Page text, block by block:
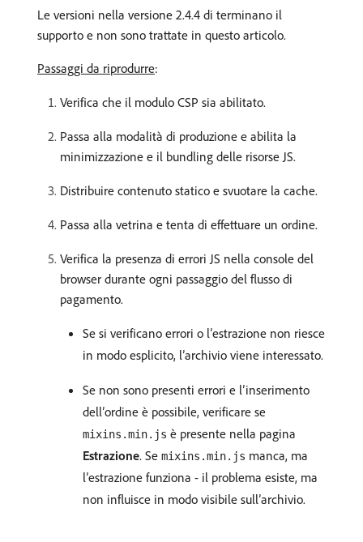
Le versioni nella versione 2.4.4 di terminano il
supporto e non sono trattate in questo articolo.
Passaggi da riprodurre:
Verifica che il modulo CSP sia abilitato.
Passa alla modalità di produzione e abilita la
minimizzazione e il bundling delle risorse JS.
Distribuire contenuto statico e svuotare la cache.
Passa alla vetrina e tenta di effettuare un ordine.
Verifica la presenza di errori JS nella console del
browser durante ogni passaggio del flusso di
pagamento.
Se si verificano errori o l’estrazione non riesce
in modo esplicito, l’archivio viene interessato.
Se non sono presenti errori e l’inserimento
dell’ordine è possibile, verificare se
mixins.min.js è presente nella pagina
Estrazione. Se mixins.min.js manca, ma
l’estrazione funziona - il problema esiste, ma
non influisce in modo visibile sull’archivio.